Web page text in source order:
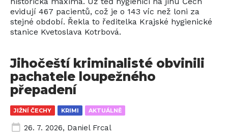
evidují 467 pacientů, což je o 143 víc než loni za
stejné období. Řekla to ředitelka Krajské hygienické
stanice Kvetoslava Kotrbová.
JIŽNÍ ČECHY KRIMI AKTUÁLNĚ
Jihočeští kriminalisté obvinili
pachatele loupežného
přepadení
26. 7. 2026, Daniel Frcal